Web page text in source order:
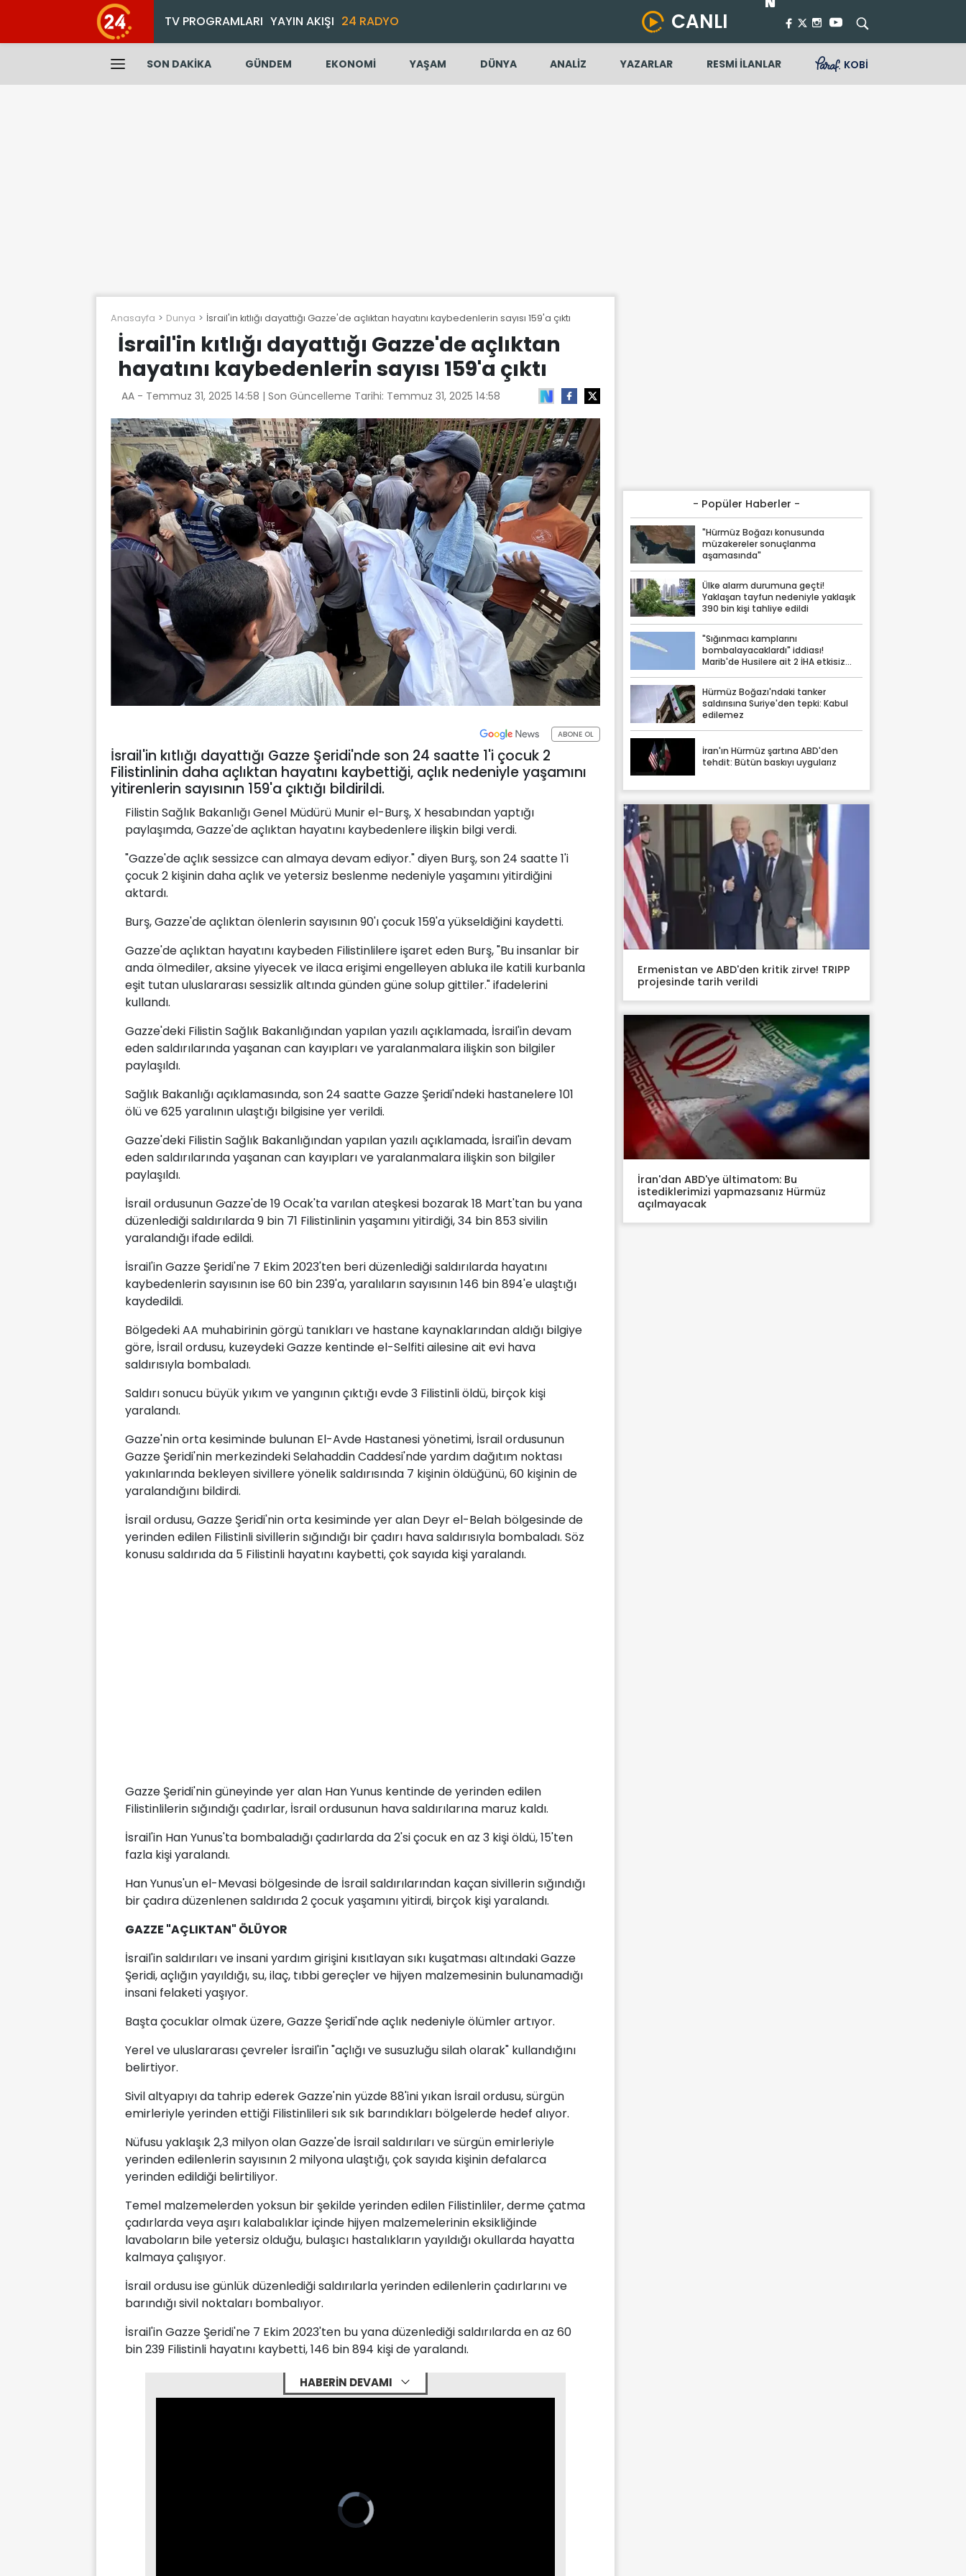
TV PROGRAMLARI YAYIN AKIŞI 24 RADYO CANLI
SON DAKİKA GÜNDEM EKONOMİ YAŞAM DÜNYA ANALİZ YAZARLAR RESMİ İLANLAR KOBİ
Anasayfa Dunya İsrail'in kıtlığı dayattığı Gazze'de açlıktan hayatını kaybedenlerin sayısı 159'a çıktı
İsrail'in kıtlığı dayattığı Gazze'de açlıktan
hayatını kaybedenlerin sayısı 159'a çıktı
AA - Temmuz 31, 2025 14:58 | Son Güncelleme Tarihi: Temmuz 31, 2025 14:58
ABONE OL
İsrail'in kıtlığı dayattığı Gazze Şeridi'nde son 24 saatte 1'i çocuk 2
Filistinlinin daha açlıktan hayatını kaybettiği, açlık nedeniyle yaşamını
yitirenlerin sayısının 159'a çıktığı bildirildi.
Filistin Sağlık Bakanlığı Genel Müdürü Munir el-Burş, X hesabından yaptığı
paylaşımda, Gazze'de açlıktan hayatını kaybedenlere ilişkin bilgi verdi.
"Gazze'de açlık sessizce can almaya devam ediyor." diyen Burş, son 24 saatte 1'i
çocuk 2 kişinin daha açlık ve yetersiz beslenme nedeniyle yaşamını yitirdiğini
aktardı.
Burş, Gazze'de açlıktan ölenlerin sayısının 90'ı çocuk 159'a yükseldiğini kaydetti.
Gazze'de açlıktan hayatını kaybeden Filistinlilere işaret eden Burş, "Bu insanlar bir
anda ölmediler, aksine yiyecek ve ilaca erişimi engelleyen abluka ile katili kurbanla
eşit tutan uluslararası sessizlik altında günden güne solup gittiler." ifadelerini
kullandı.
Gazze'deki Filistin Sağlık Bakanlığından yapılan yazılı açıklamada, İsrail'in devam
eden saldırılarında yaşanan can kayıpları ve yaralanmalara ilişkin son bilgiler
paylaşıldı.
Sağlık Bakanlığı açıklamasında, son 24 saatte Gazze Şeridi'ndeki hastanelere 101
ölü ve 625 yaralının ulaştığı bilgisine yer verildi.
Gazze'deki Filistin Sağlık Bakanlığından yapılan yazılı açıklamada, İsrail'in devam
eden saldırılarında yaşanan can kayıpları ve yaralanmalara ilişkin son bilgiler
paylaşıldı.
İsrail ordusunun Gazze'de 19 Ocak'ta varılan ateşkesi bozarak 18 Mart'tan bu yana
düzenlediği saldırılarda 9 bin 71 Filistinlinin yaşamını yitirdiği, 34 bin 853 sivilin
yaralandığı ifade edildi.
İsrail'in Gazze Şeridi'ne 7 Ekim 2023'ten beri düzenlediği saldırılarda hayatını
kaybedenlerin sayısının ise 60 bin 239'a, yaralıların sayısının 146 bin 894'e ulaştığı
kaydedildi.
Bölgedeki AA muhabirinin görgü tanıkları ve hastane kaynaklarından aldığı bilgiye
göre, İsrail ordusu, kuzeydeki Gazze kentinde el-Selfiti ailesine ait evi hava
saldırısıyla bombaladı.
Saldırı sonucu büyük yıkım ve yangının çıktığı evde 3 Filistinli öldü, birçok kişi
yaralandı.
Gazze'nin orta kesiminde bulunan El-Avde Hastanesi yönetimi, İsrail ordusunun
Gazze Şeridi'nin merkezindeki Selahaddin Caddesi'nde yardım dağıtım noktası
yakınlarında bekleyen sivillere yönelik saldırısında 7 kişinin öldüğünü, 60 kişinin de
yaralandığını bildirdi.
İsrail ordusu, Gazze Şeridi'nin orta kesiminde yer alan Deyr el-Belah bölgesinde de
yerinden edilen Filistinli sivillerin sığındığı bir çadırı hava saldırısıyla bombaladı. Söz
konusu saldırıda da 5 Filistinli hayatını kaybetti, çok sayıda kişi yaralandı.
Gazze Şeridi'nin güneyinde yer alan Han Yunus kentinde de yerinden edilen
Filistinlilerin sığındığı çadırlar, İsrail ordusunun hava saldırılarına maruz kaldı.
İsrail'in Han Yunus'ta bombaladığı çadırlarda da 2'si çocuk en az 3 kişi öldü, 15'ten
fazla kişi yaralandı.
Han Yunus'un el-Mevasi bölgesinde de İsrail saldırılarından kaçan sivillerin sığındığı
bir çadıra düzenlenen saldırıda 2 çocuk yaşamını yitirdi, birçok kişi yaralandı.
GAZZE "AÇLIKTAN" ÖLÜYOR
İsrail'in saldırıları ve insani yardım girişini kısıtlayan sıkı kuşatması altındaki Gazze
Şeridi, açlığın yayıldığı, su, ilaç, tıbbi gereçler ve hijyen malzemesinin bulunamadığı
insani felaketi yaşıyor.
Başta çocuklar olmak üzere, Gazze Şeridi'nde açlık nedeniyle ölümler artıyor.
Yerel ve uluslararası çevreler İsrail'in "açlığı ve susuzluğu silah olarak" kullandığını
belirtiyor.
Sivil altyapıyı da tahrip ederek Gazze'nin yüzde 88'ini yıkan İsrail ordusu, sürgün
emirleriyle yerinden ettiği Filistinlileri sık sık barındıkları bölgelerde hedef alıyor.
Nüfusu yaklaşık 2,3 milyon olan Gazze'de İsrail saldırıları ve sürgün emirleriyle
yerinden edilenlerin sayısının 2 milyona ulaştığı, çok sayıda kişinin defalarca
yerinden edildiği belirtiliyor.
Temel malzemelerden yoksun bir şekilde yerinden edilen Filistinliler, derme çatma
çadırlarda veya aşırı kalabalıklar içinde hijyen malzemelerinin eksikliğinde
lavaboların bile yetersiz olduğu, bulaşıcı hastalıkların yayıldığı okullarda hayatta
kalmaya çalışıyor.
İsrail ordusu ise günlük düzenlediği saldırılarla yerinden edilenlerin çadırlarını ve
barındığı sivil noktaları bombalıyor.
İsrail'in Gazze Şeridi'ne 7 Ekim 2023'ten bu yana düzenlediği saldırılarda en az 60
bin 239 Filistinli hayatını kaybetti, 146 bin 894 kişi de yaralandı.
HABERİN DEVAMI
- Popüler Haberler -
"Hürmüz Boğazı konusunda
müzakereler sonuçlanma
aşamasında"
Ülke alarm durumuna geçti!
Yaklaşan tayfun nedeniyle yaklaşık
390 bin kişi tahliye edildi
"Sığınmacı kamplarını
bombalayacaklardı" iddiası!
Marib'de Husilere ait 2 İHA etkisiz
Hürmüz Boğazı'ndaki tanker
saldırısına Suriye'den tepki: Kabul
edilemez
İran'ın Hürmüz şartına ABD'den
tehdit: Bütün baskıyı uygularız
Ermenistan ve ABD'den kritik zirve! TRIPP
projesinde tarih verildi
İran'dan ABD'ye ültimatom: Bu
istediklerimizi yapmazsanız Hürmüz
açılmayacak